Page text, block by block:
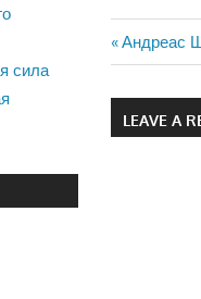
по
Previous
Post:
Андреас
LEAVE A
сила